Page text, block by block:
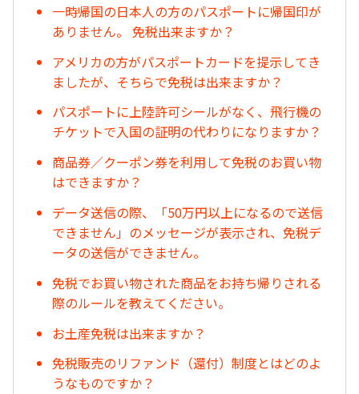
一時帰国の日本人の方のパスポートに帰国印が
ありません。 免税出来ますか？
アメリカの方がパスポートカードを提示してき
ましたが、そちらで免税は出来ますか？
パスポートに上陸許可シールがなく、飛行機の
チケットで入国の証明の代わりになりますか？
商品券／クーポン券を利用して免税のお買い物
はできますか？
データ送信の際、「50万円以上になるので送信
できません」のメッセージが表示され、免税デ
ータの送信ができません。
免税でお買い物された商品をお持ち帰りされる
際のルールを教えてください。
お土産免税は出来ますか？
免税販売のリファンド（還付）制度とはどのよ
うなものですか？